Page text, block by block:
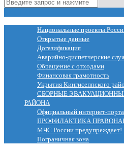
Национальные проекты
Открытые данные
Догазификация
Аварийно-диспетчерские
Обращение с отходами
Финансовая грамотность
Укрытия Кингисеппского
СБОРНЫЕ
РАЙОНА
Официальный интернет-
ПРОФИЛАКТИКА
МЧС России предупреждает!
Пограничная зона